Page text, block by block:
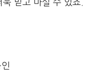
믿고 마실 수 있죠.